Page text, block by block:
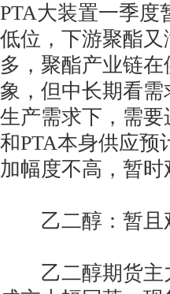
PTA大装置一季度
低位，下游聚酯
多，聚酯产业链
象，但中长期看
生产需求下，需
和PTA本身供应预
加幅度不高，暂时
乙二醇：暂且
乙二醇期货主力